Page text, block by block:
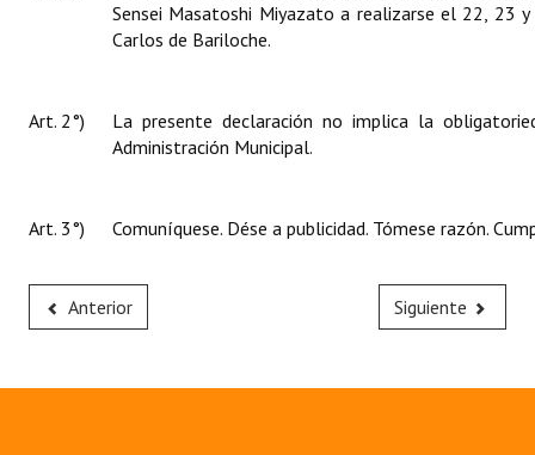
Sensei Masatoshi Miyazato a realizarse el 22, 23
Carlos de Bariloche.
Art. 2°)
La presente declaración no implica la
Administración Municipal.
Art. 3°) Comuníquese. Dése a publicidad. Tómese razón.
Anterior Siguiente